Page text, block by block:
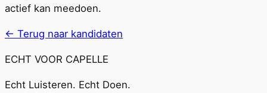
actief kan meedoen.
← Terug naar kandidaten
ECHT VOOR CAPELLE
Echt Luisteren. Echt Doen.